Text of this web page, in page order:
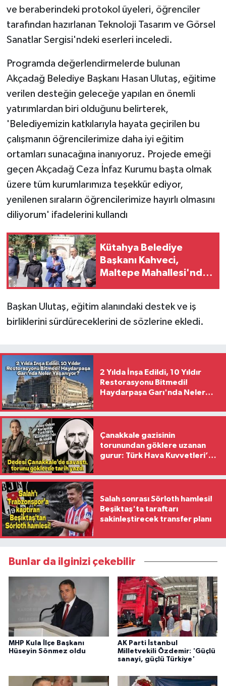
ve beraberindeki protokol üyeleri, öğrenciler
tarafından hazırlanan Teknoloji Tasarım ve Görsel
Sanatlar Sergisi'ndeki eserleri inceledi.
Programda değerlendirmelerde bulunan
Akçadağ Belediye Başkanı Hasan Ulutaş, eğitime
verilen desteğin geleceğe yapılan en önemli
yatırımlardan biri olduğunu belirterek,
'Belediyemizin katkılarıyla hayata geçirilen bu
çalışmanın öğrencilerimize daha iyi eğitim
ortamları sunacağına inanıyoruz. Projede emeği
geçen Akçadağ Ceza İnfaz Kurumu başta olmak
üzere tüm kurumlarımıza teşekkür ediyor,
yenilenen sıraların öğrencilerimize hayırlı olmasını
diliyorum' ifadelerini kullandı
Kütahya Belediye
Başkanı Kahveci,
Maltepe Mahallesi'nde
Başkan Ulutaş, eğitim alanındaki destek ve iş
birliklerini sürdüreceklerini de sözlerine ekledi.
2 Yılda İnşa Edildi, 10 Yıldır
Restorasyonu Bitmedi!
Haydarpaşa Garı'nda Neler
Çanakkale gazisinin
torunundan göklere uzanan
gurur: Türk Hava Kuvvetleri’nin
Salah sonrası Sörloth hamlesi!
Beşiktaş'ta taraftarı
sakinleştirecek transfer planı
Bunlar da ilginizi çekebilir
MHP Kula İlçe Başkanı
Hüseyin Sönmez oldu
AK Parti İstanbul
Milletvekili Özdemir: 'Güçlü
sanayi, güçlü Türkiye'